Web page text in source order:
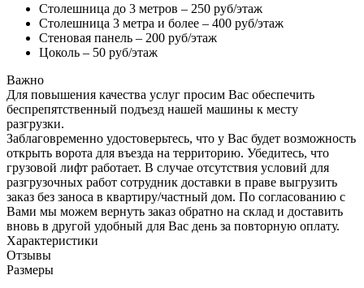
Столешница до 3 метров – 250 руб/этаж
Столешница 3 метра и более – 400 руб/этаж
Стеновая панель – 200 руб/этаж
Цоколь – 50 руб/этаж
Важно
Для повышения качества услуг просим Вас обеспечить
беспрепятственный подъезд нашей машины к месту
разгрузки.
Заблаговременно удостоверьтесь, что у Вас будет возможность
открыть ворота для въезда на территорию. Убедитесь, что
грузовой лифт работает. В случае отсутствия условий для
разгрузочных работ сотрудник доставки в праве выгрузить
заказ без заноса в квартиру/частный дом. По согласованию с
Вами мы можем вернуть заказ обратно на склад и доставить
вновь в другой удобный для Вас день за повторную оплату.
Характеристики
Отзывы
Размеры